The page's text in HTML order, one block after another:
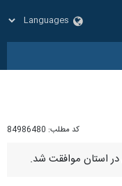
کد مطلب: 84986480